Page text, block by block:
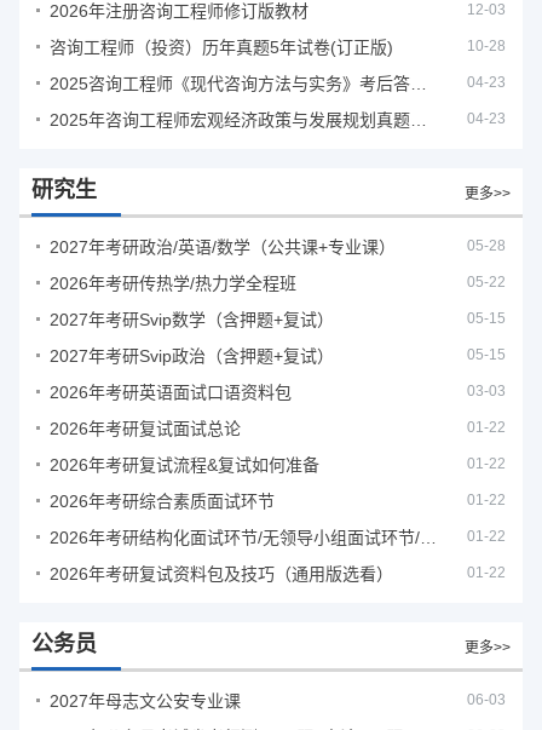
2026年注册咨询工程师修订版教材 12-03
咨询工程师（投资）历年真题5年试卷(订正版) 10-28
04-23
04-23
研究生 更多>>
2027年考研政治/英语/数学（公共课+专业课） 05-28
2026年考研传热学/热力学全程班 05-22
2027年考研Svip数学（含押题+复试） 05-15
2027年考研Svip政治（含押题+复试） 05-15
2026年考研英语面试口语资料包 03-03
2026年考研复试面试总论 01-22
2026年考研复试流程&复试如何准备 01-22
2026年考研综合素质面试环节 01-22
01-22
2026年考研复试资料包及技巧（通用版选看） 01-22
公务员 更多>>
2027年母志文公安专业课 06-03